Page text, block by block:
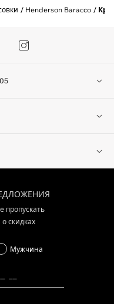
Henderson Baracco
пропускать
скидках
Мужчина